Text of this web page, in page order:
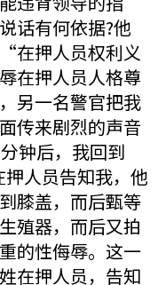
话有何依据?他
在押人员权利义
在押人员人格尊
另一名警官把我
传来剧烈的声音
钟后，我回到
人员告知我，他
膝盖，而后甄等
殖器，而后又拍
的性侮辱。这一
在押人员，告知